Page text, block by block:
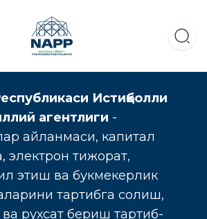
Истиқболли
агентлиги -
айланмаси, капитал
электрон тижорат,
этиш ва букмекерлик
тартибга солиш,
рухсат бериш тартиб-